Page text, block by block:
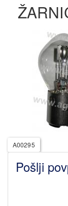
A00295
Pošlji